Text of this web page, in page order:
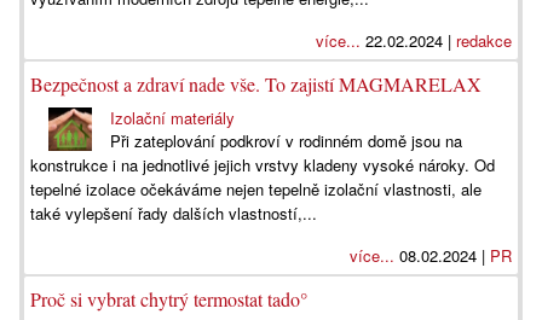
více... 22.02.2024 | redakce
Bezpečnost a zdraví nade vše. To zajistí MAGMARELAX
Izolační materiály
Při zateplování podkroví v rodinném domě jsou na
konstrukce i na jednotlivé jejich vrstvy kladeny vysoké nároky. Od
tepelné izolace očekáváme nejen tepelně izolační vlastnosti, ale
také vylepšení řady dalších vlastností,...
více... 08.02.2024 | PR
Proč si vybrat chytrý termostat tado°